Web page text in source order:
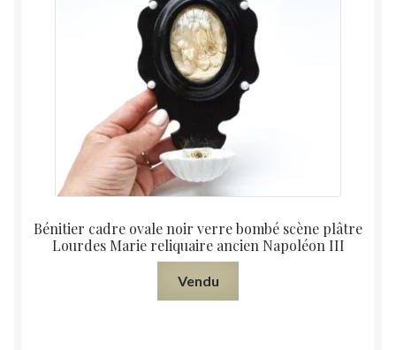
Bénitier cadre ovale noir verre bombé scène plâtre
Lourdes Marie reliquaire ancien Napoléon III
Vendu